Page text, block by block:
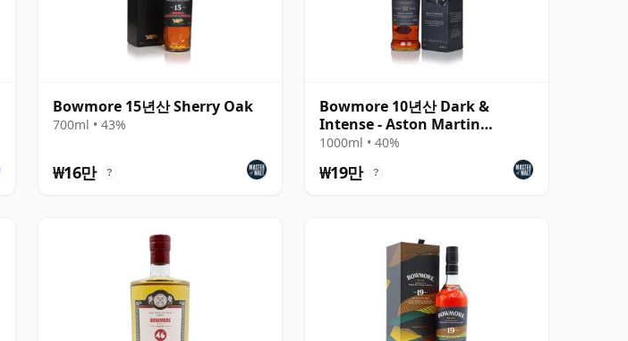
Bowmore 15년산 Sherry Oak
700ml • 43%
₩16만 ?
Bowmore 10년산 Dark &
Intense - Aston Martin
Edition #4
1000ml • 40%
₩19만 ?